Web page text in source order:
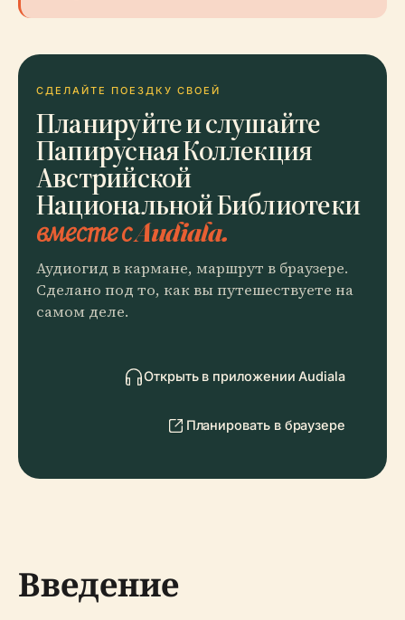
СДЕЛАЙТЕ ПОЕЗДКУ СВОЕЙ
Планируйте и слушайте
Папирусная Коллекция
Австрийской
Национальной Библиотеки
вместе с Audiala.
Аудиогид в кармане, маршрут в браузере.
Сделано под то, как вы путешествуете на
самом деле.
Открыть в приложении Audiala
Планировать в браузере
Введение